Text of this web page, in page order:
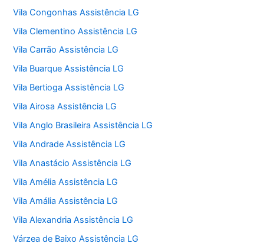
Vila Congonhas Assistência LG
Vila Clementino Assistência LG
Vila Carrão Assistência LG
Vila Buarque Assistência LG
Vila Bertioga Assistência LG
Vila Airosa Assistência LG
Vila Anglo Brasileira Assistência LG
Vila Andrade Assistência LG
Vila Anastácio Assistência LG
Vila Amélia Assistência LG
Vila Amália Assistência LG
Vila Alexandria Assistência LG
Várzea de Baixo Assistência LG